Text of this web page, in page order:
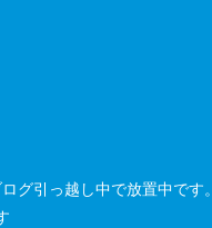
グ引っ越し中で放置中です。